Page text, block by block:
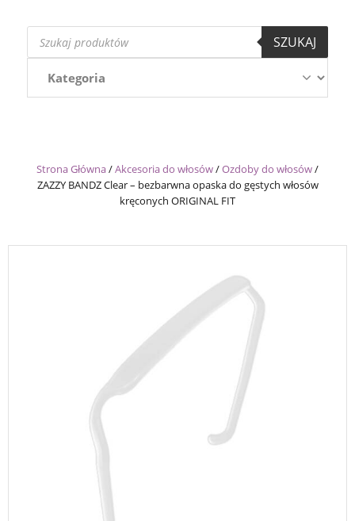
Wyszukiwarka
produktów
SZUKAJ
Strona Główna/Akcesoria do włosów/Ozdoby do włosów/
ZAZZY BANDZ Clear – bezbarwna opaska do gęstych włosów
kręconych ORIGINAL FIT